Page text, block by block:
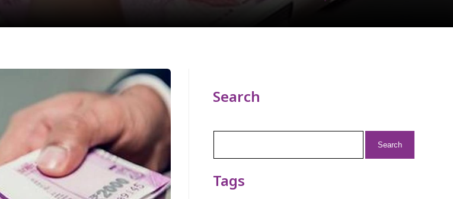
Search
Tags